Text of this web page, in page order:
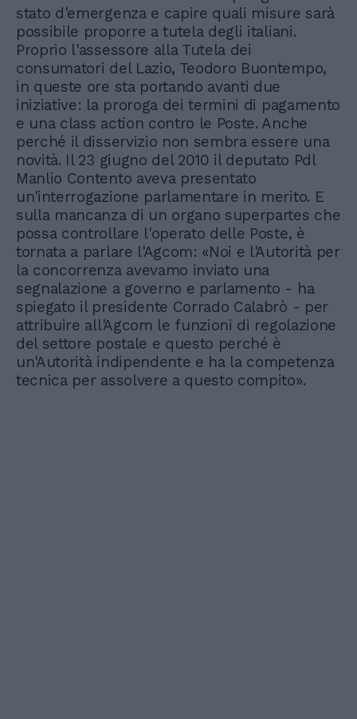
stato d'emergenza e capire quali misure sarà
possibile proporre a tutela degli italiani.
Proprio l'assessore alla Tutela dei
consumatori del Lazio, Teodoro Buontempo,
in queste ore sta portando avanti due
iniziative: la proroga dei termini di pagamento
e una class action contro le Poste. Anche
perché il disservizio non sembra essere una
novità. Il 23 giugno del 2010 il deputato Pdl
Manlio Contento aveva presentato
un'interrogazione parlamentare in merito. E
sulla mancanza di un organo superpartes che
possa controllare l'operato delle Poste, è
tornata a parlare l'Agcom: «Noi e l'Autorità per
la concorrenza avevamo inviato una
segnalazione a governo e parlamento - ha
spiegato il presidente Corrado Calabrò - per
attribuire all'Agcom le funzioni di regolazione
del settore postale e questo perché è
un'Autorità indipendente e ha la competenza
tecnica per assolvere a questo compito».